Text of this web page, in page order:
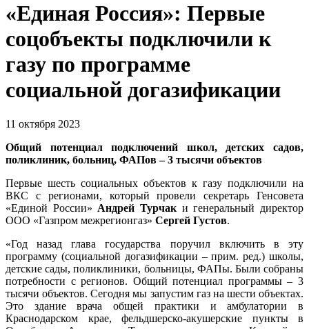
«Единая Россия»: Первые
соцобъекты подключили к
газу по программе
социальной догазификации
11 октября 2023
Общий потенциал подключений школ, детских садов,
поликлиник, больниц, ФАПов – 3 тысячи объектов
Первые шесть социальных объектов к газу подключили на
ВКС с регионами, который провели секретарь Генсовета
«Единой России» Андрей Турчак и генеральный директор
ООО «Газпром межрегионгаз» Сергей Густов.
«Год назад глава государства поручил включить в эту
программу (социальной догазификации – прим. ред.) школы,
детские сады, поликлиники, больницы, ФАПы. Были собраны
потребности с регионов. Общий потенциал программы – 3
тысячи объектов. Сегодня мы запустим газ на шести объектах.
Это здание врача общей практики и амбулатории в
Краснодарском крае, фельдшерско-акушерские пункты в